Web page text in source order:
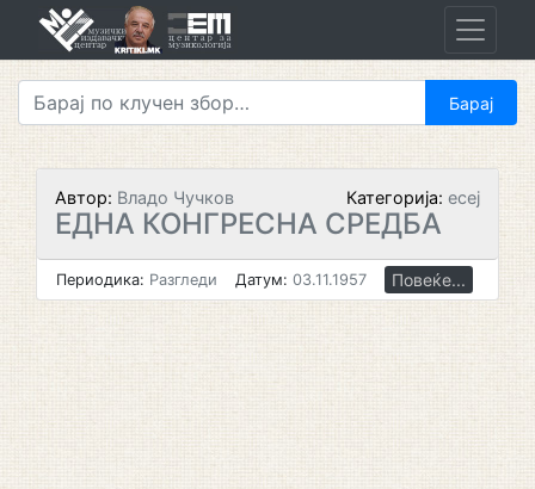
Автор: Владо Чучков Категорија: есеј
ЕДНА КОНГРЕСНА СРЕДБА
Периодика: Разгледи Датум: 03.11.1957 Повеќе...